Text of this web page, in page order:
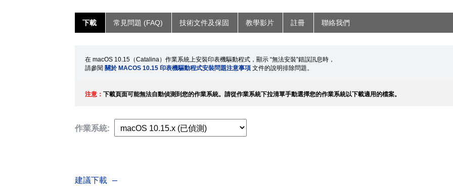
下載 常見問題 (FAQ) 技術文件及保固 教學影片 註冊 聯絡我們
在 macOS 10.15（Catalina）作業系統上安裝印表機驅動程式，顯示 “無法安裝”錯誤訊息時，
請參閱 關於 MACOS 10.15 印表機驅動程式安裝問題注意事項文件的說明排除問題。
注意： 下載頁面可能無法自動偵測到您的作業系統。請從作業系統下拉清單手動選擇您的作業系統以下載適用的檔案。
作業系統:
建議下載